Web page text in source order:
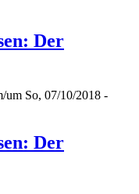
Der
um So, 07/10/2018 -
Der